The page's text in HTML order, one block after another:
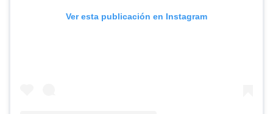
Ver esta publicación en Instagram